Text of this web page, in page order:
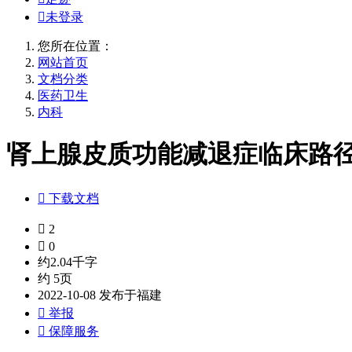
未登录
您所在位置：
网站首页
文档分类
医药卫生
内科
肾上腺皮质功能减退症临床路
 下载文档
 2
 0
约2.04千字
约 5页
2022-10-08 发布于福建
 举报
 保障服务